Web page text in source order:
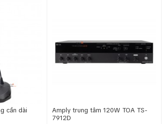
cần dài
Amply trung tâm 120W TOA TS-
7912D